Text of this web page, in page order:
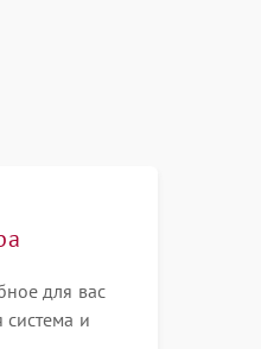
→
→
для вас
система и